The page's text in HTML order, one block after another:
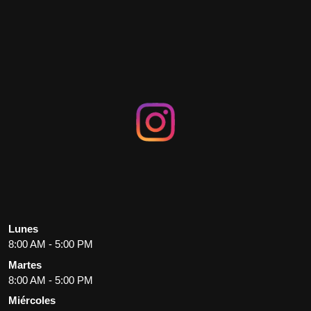
Lunes
8:00 AM - 5:00 PM
Martes
8:00 AM - 5:00 PM
Miércoles